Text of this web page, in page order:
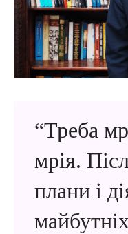
“Треба
мрія.
плани і